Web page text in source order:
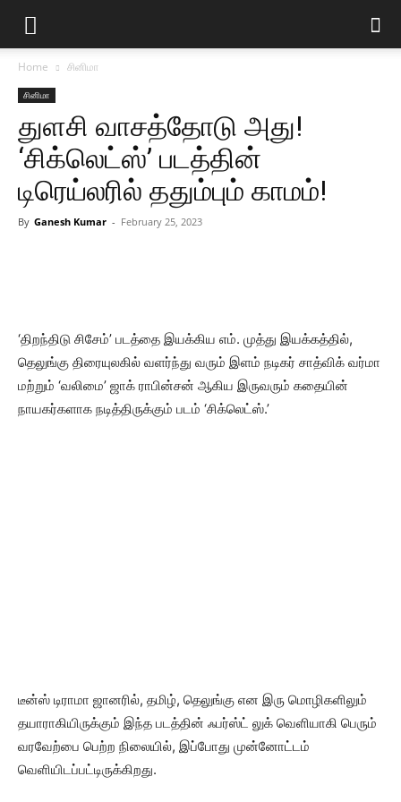
Home சினிமா
சினிமா
துளசி வாசத்தோடு அது!
‘சிக்லெட்ஸ்’ படத்தின்
டிரெய்லரில் ததும்பும் காமம்!
By Ganesh Kumar - February 25, 2023
‘திறந்திடு சிசேம்’ படத்தை இயக்கிய எம். முத்து இயக்கத்தில்,
தெலுங்கு திரையுலகில் வளர்ந்து வரும் இளம் நடிகர் சாத்விக் வர்மா
மற்றும் ‘வலிமை’ ஜாக் ராபின்சன் ஆகிய இருவரும் கதையின்
நாயகர்களாக நடித்திருக்கும் படம் ‘சிக்லெட்ஸ்.’
டீன்ஸ் டிராமா ஜானரில், தமிழ், தெலுங்கு என இரு மொழிகளிலும்
தயாராகியிருக்கும் இந்த படத்தின் ஃபர்ஸ்ட் லுக் வெளியாகி பெரும்
வரவேற்பை பெற்ற நிலையில், இப்போது முன்னோட்டம்
வெளியிடப்பட்டிருக்கிறது.